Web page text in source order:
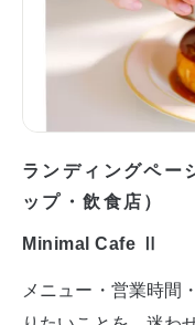
ランディングペー
ップ・飲食店）
Minimal Cafe Ⅱ
メニュー・営業時間